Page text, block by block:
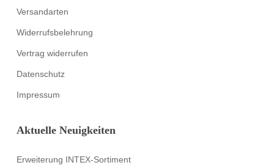
Versandarten
Widerrufsbelehrung
Vertrag widerrufen
Datenschutz
Impressum
Aktuelle Neuigkeiten
Erweiterung INTEX-Sortiment